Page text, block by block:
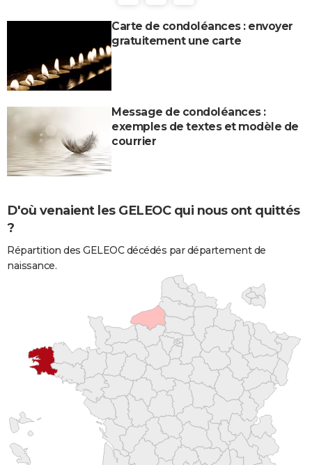
Carte de condoléances : envoyer
gratuitement une carte
Message de condoléances :
exemples de textes et modèle de
courrier
D'où venaient les GELEOC qui nous ont quittés
?
Répartition des GELEOC décédés par département de
naissance.